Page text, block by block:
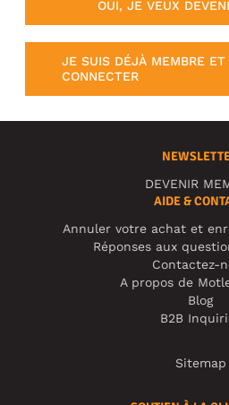
OUI, JE VEUX
JE SUIS DÉJÀ MEMBRE
CONNECTER
DEVENIR
AIDE &
Annuler votre achat et
Réponses aux
Contactez-
A propos de
Blog
B2B
Sitemap